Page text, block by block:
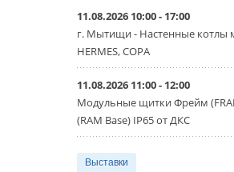
Суммарная
итоги
проектов
Новый сезон
стартует уже
3 АВГУСТА 2026
11.08.2026 10:00 - 17:00
г. Мытищи - Настенные котлы
HERMES, COPA
11.08.2026 11:00 - 12:00
Модульные щитки Фрейм
(RAM Base) IP65 от ДКС
Выставки